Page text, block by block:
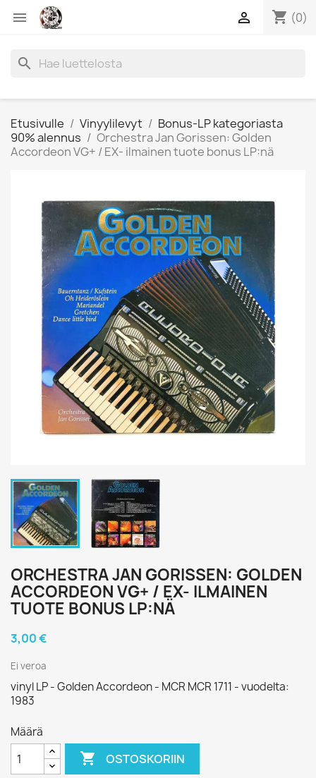
 shopping_cart (0)

search
Etusivulle Vinyylilevyt
Bonus-LP kategoriasta
90% alennus
Orchestra Jan Gorissen: Golden
Accordeon VG+ / EX- ilmainen tuote bonus LP:nä
ORCHESTRA JAN GORISSEN: GOLDEN
ACCORDEON VG+ / EX- ILMAINEN
TUOTE BONUS LP:NÄ
3,00 €
Ei veroa
vinyl LP - Golden Accordeon - MCR MCR 1711 - vuodelta:
1983
Määrä
 OSTOSKORIIN